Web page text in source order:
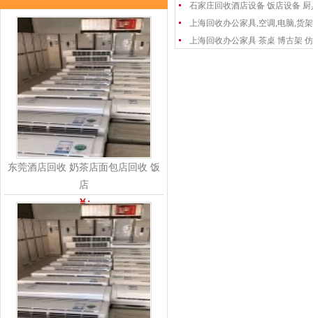
东莞酒店回收 奶茶店面包店回收 饭
店
￥:
石家庄回收酒店设备 饭店设备 厨
上海回收办公家具,空调,电脑,货
上海回收办公家具 茶桌 博古架